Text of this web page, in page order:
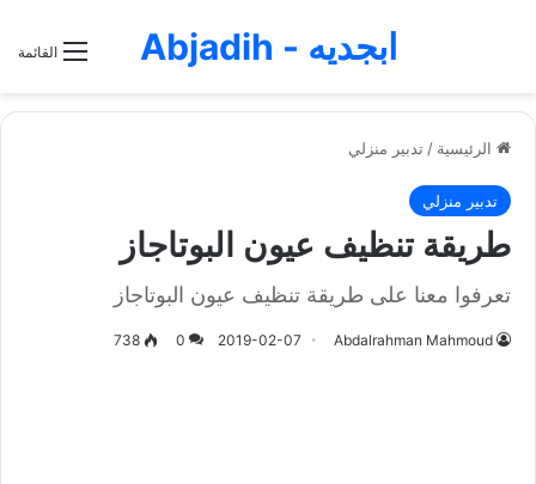
القائمة ابجديه - Abjadih
الرئيسية / تدبير منزلي
تدبير منزلي
طريقة تنظيف عيون البوتاجاز
تعرفوا معنا على طريقة تنظيف عيون البوتاجاز
Abdalrahman Mahmoud
2019-02-07
0
738